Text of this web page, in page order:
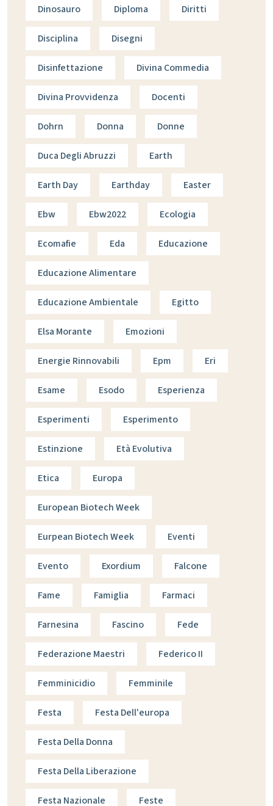
Dinosauro Diploma Diritti
Disciplina Disegni
Disinfettazione Divina Commedia
Divina Provvidenza Docenti
Dohrn Donna Donne
Duca Degli Abruzzi Earth
Earth Day Earthday Easter
Ebw Ebw2022 Ecologia
Ecomafie Eda Educazione
Educazione Alimentare
Educazione Ambientale Egitto
Elsa Morante Emozioni
Energie Rinnovabili Epm Eri
Esame Esodo Esperienza
Esperimenti Esperimento
Estinzione Età Evolutiva
Etica Europa
European Biotech Week
Eurpean Biotech Week Eventi
Evento Exordium Falcone
Fame Famiglia Farmaci
Farnesina Fascino Fede
Federazione Maestri Federico II
Femminicidio Femminile
Festa Festa Dell'europa
Festa Della Donna
Festa Della Liberazione
Festa Nazionale Feste